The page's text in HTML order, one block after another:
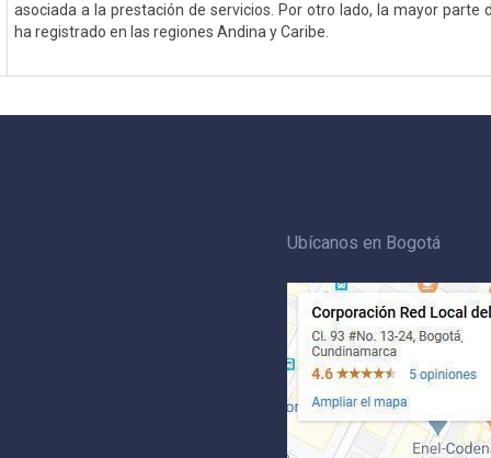
asociada a la prestación de servicios. Por otro lado, la mayor parte
ha registrado en las regiones Andina y Caribe.
Ubícanos en Bogotá